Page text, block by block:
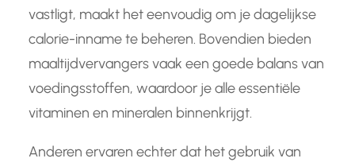
vastligt, maakt het eenvoudig om je dagelijkse
calorie-inname te beheren. Bovendien bieden
maaltijdvervangers vaak een goede balans van
voedingsstoffen, waardoor je alle essentiële
vitaminen en mineralen binnenkrijgt.
Anderen ervaren echter dat het gebruik van